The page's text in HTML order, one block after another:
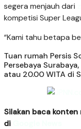
segera menjauh dari
kompetisi Super
“Kami tahu betapa
Tuan rumah Persis
Persebaya
atau 20.00 WITA di
Silakan baca konten
di